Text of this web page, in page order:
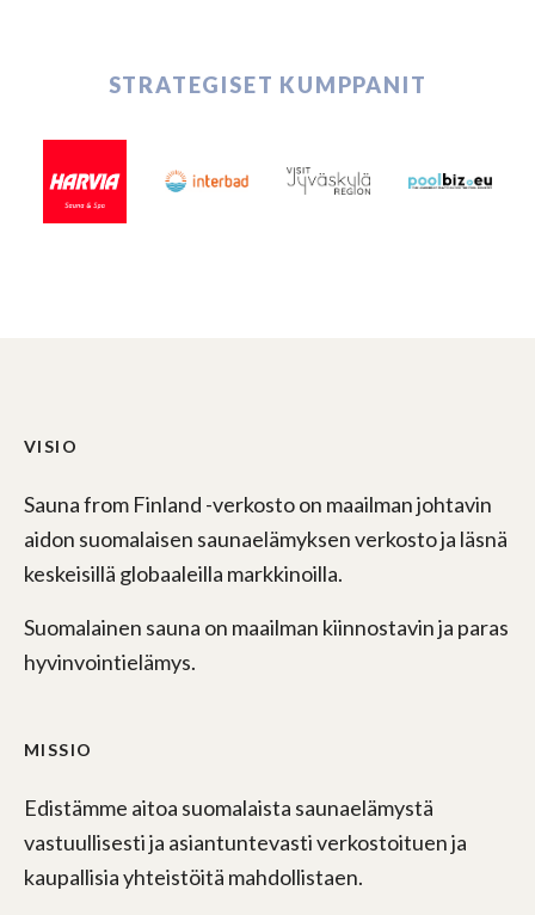
STRATEGISET KUMPPANIT
VISIO
Sauna from Finland -verkosto on maailman johtavin
aidon suomalaisen saunaelämyksen verkosto ja läsnä
keskeisillä globaaleilla markkinoilla.
Suomalainen sauna on maailman kiinnostavin ja paras
hyvinvointielämys.
MISSIO
Edistämme aitoa suomalaista saunaelämystä
vastuullisesti ja asiantuntevasti verkostoituen ja
kaupallisia yhteistöitä mahdollistaen.